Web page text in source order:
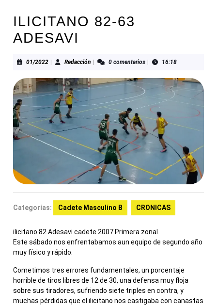
ILICITANO 82-63
ADESAVI
01/202201/2022RedacciónRedacción0 comentarios 16:18
Categorías: Cadete Masculino B CRONICAS
ilicitano 82 Adesavi cadete 2007.Primera zonal.
Este sábado nos enfrentabamos aun equipo de segundo año
muy físico y rápido.
Cometimos tres errores fundamentales, un porcentaje
horrible de tiros libres de 12 de 30, una defensa muy floja
sobre sus tiradores, sufriendo siete triples en contra, y
muchas pérdidas que el ilicitano nos castigaba con canastas